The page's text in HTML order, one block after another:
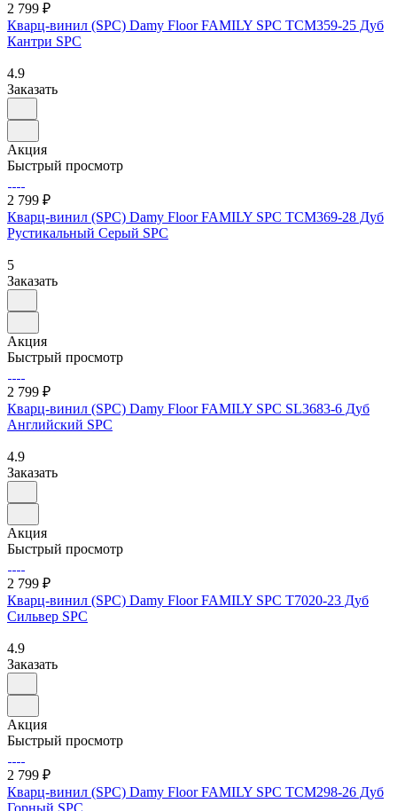
2 799 ₽
Кварц-винил (SPC) Damy Floor FAMILY SPC TCM359-25 Дуб
Кантри SPC
4.9
Заказать
Акция
Быстрый просмотр
2 799 ₽
Кварц-винил (SPC) Damy Floor FAMILY SPC TCM369-28 Дуб
Рустикальный Cерый SPC
5
Заказать
Акция
Быстрый просмотр
2 799 ₽
Кварц-винил (SPC) Damy Floor FAMILY SPC SL3683-6 Дуб
Английский SPC
4.9
Заказать
Акция
Быстрый просмотр
2 799 ₽
Кварц-винил (SPC) Damy Floor FAMILY SPC T7020-23 Дуб
Сильвер SPC
4.9
Заказать
Акция
Быстрый просмотр
2 799 ₽
Кварц-винил (SPC) Damy Floor FAMILY SPC TCM298-26 Дуб
Горный SPC